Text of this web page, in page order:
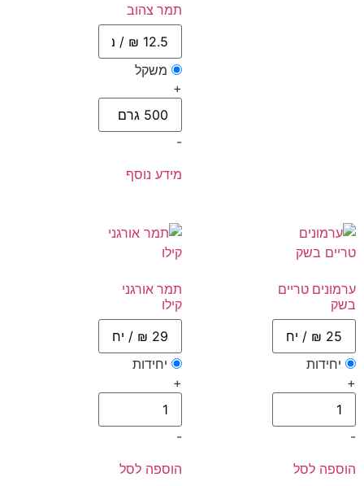
תמר צהוב
משקל
+
-
מידע נוסף
ערמונים טריים
בשק
יחידות
+
-
הוספה לסל
תמר אורגני
קילו
יחידות
+
-
הוספה לסל